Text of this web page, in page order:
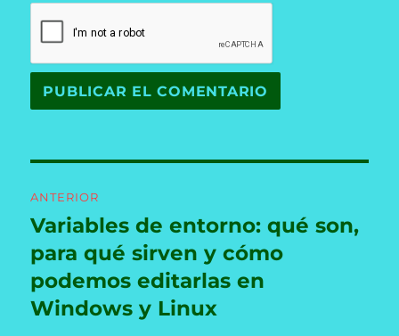
de
entradas
ANTERIOR
Entrada
anterior:
Variables de entorno: qué son,
para qué sirven y cómo
podemos editarlas en
Windows y Linux